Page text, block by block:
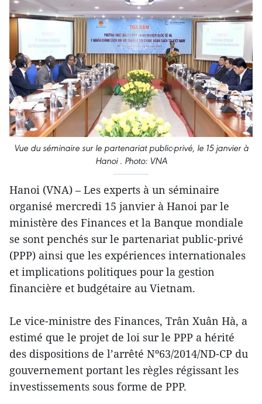
Vue du séminaire sur le partenariat public-privé, le 15 janvier à
Hanoi . Photo: VNA
Hanoi (VNA) – Les experts à un séminaire
organisé mercredi 15 janvier à Hanoi par le
ministère des Finances et la Banque mondiale
se sont penchés sur le partenariat public-privé
(PPP) ainsi que les expériences internationales
et implications politiques pour la gestion
financière et budgétaire au Vietnam.
Le vice-ministre des Finances, Trân Xuân Hà, a
estimé que le projet de loi sur le PPP a hérité
des dispositions de l’arrêté Nº63/2014/ND-CP du
gouvernement portant les règles régissant les
investissements sous forme de PPP.